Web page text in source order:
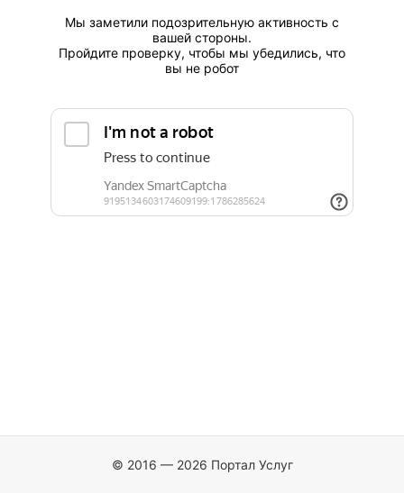
Мы заметили подозрительную активность с
вашей стороны.
Пройдите проверку, чтобы мы убедились, что
вы не робот
© 2016 — 2026 Портал Услуг